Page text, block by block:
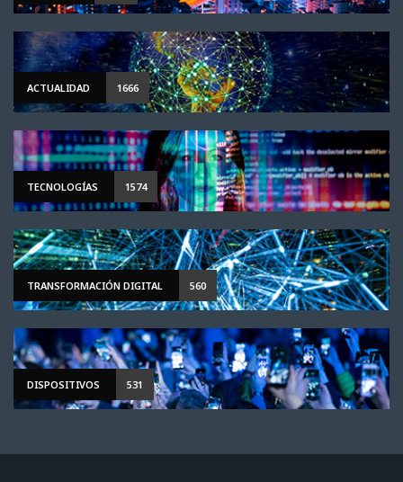
ACTUALIDAD 1666
TECNOLOGÍAS 1574
TRANSFORMACIÓN DIGITAL 560
DISPOSITIVOS 531